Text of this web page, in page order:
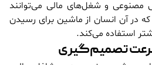
مصنوعی و شغل‌های مالی می‌توانند
که در آن انسان از ماشین برای رسیدن
استفاده می‌کند.
تصمیم‌گیری